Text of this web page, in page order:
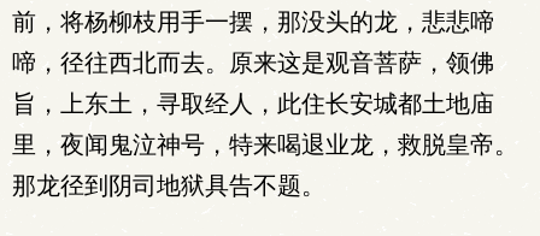
前，将杨柳枝用手一摆，那没头的龙，悲悲啼
啼，径往西北而去。原来这是观音菩萨，领佛
旨，上东土，寻取经人，此住长安城都土地庙
里，夜闻鬼泣神号，特来喝退业龙，救脱皇帝。
那龙径到阴司地狱具告不题。